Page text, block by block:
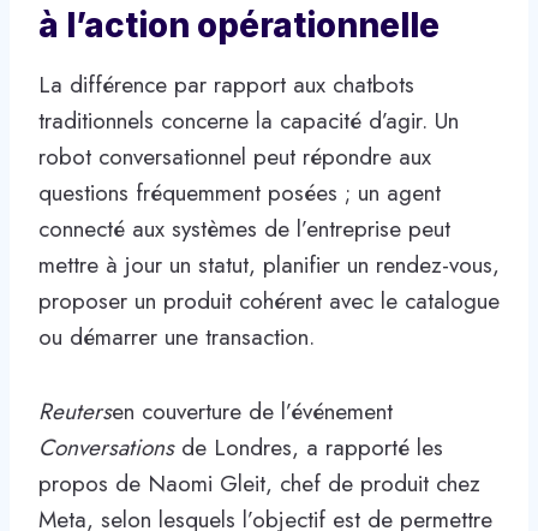
à l’action opérationnelle
La différence par rapport aux chatbots
traditionnels concerne la capacité d’agir. Un
robot conversationnel peut répondre aux
questions fréquemment posées ; un agent
connecté aux systèmes de l’entreprise peut
mettre à jour un statut, planifier un rendez-vous,
proposer un produit cohérent avec le catalogue
ou démarrer une transaction.
Reutersen couverture de l’événement
Conversations de Londres, a rapporté les
propos de Naomi Gleit, chef de produit chez
Meta, selon lesquels l’objectif est de permettre